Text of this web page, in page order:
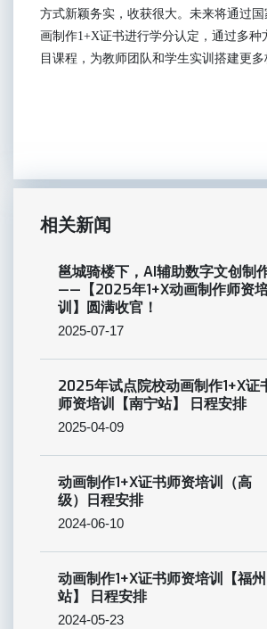
方式新颖务实，收获很大。未来将通过
画制作1+X证书进行学分认定，通过多种
目课程，为教师团队和学生实训搭建更多
相关新闻
邕城骑楼下，AI辅助数字文创制
——【2025年1+X动画制作师资
训】圆满收官！
2025-07-17
2025年试点院校动画制作1+X证
师资培训【南宁站】 日程安排
2025-04-09
动画制作1+X证书师资培训（高
级）日程安排
2024-06-10
动画制作1+X证书师资培训【福州
站】 日程安排
2024-05-23